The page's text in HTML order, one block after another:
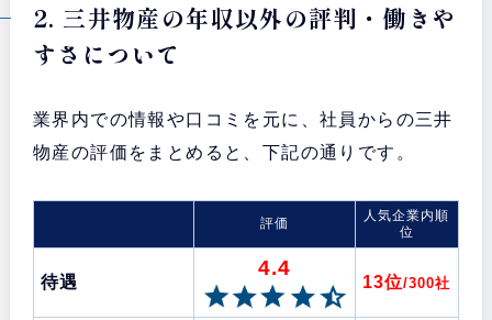
2. 三井物産の年収以外の評判・働きや
すさについて
業界内での情報や口コミを元に、社員からの三井
物産の評価をまとめると、下記の通りです。
評価
人気企業内順
位
待遇
4.4
13位/300社